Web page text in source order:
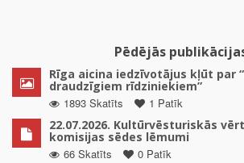
Pēdējās
Rīga aicina iedzīvotājus kļūt par
draudzīgiem rīdziniekiem”
1893 Skatīts
1 Patīk
22.07.2026. Kultūrvēsturiskās
komisijas sēdes lēmumi
66 Skatīts
0 Patīk